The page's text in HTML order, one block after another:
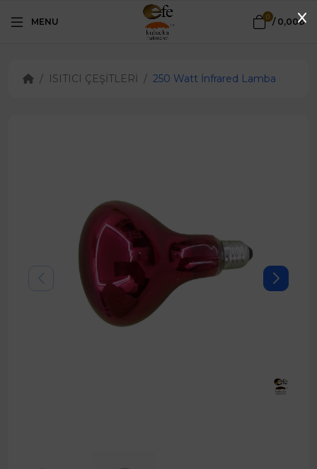
MENU 0 / 0,00₺
ISITICI ÇEŞİTLERİ 250 Watt İnfrared Lamba